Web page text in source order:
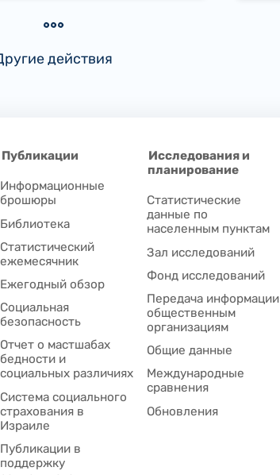
действия
Исследования и
планирование
Статистические
данные по
населенным пунктам
Зал исследований
Фонд исследований
Передача информации
общественным
организациям
Общие данные
Международные
сравнения
Обновления
Публикации
Информационные
брошюры
Библиотека
Статистический
ежемесячник
Ежегодный обзор
Социальная
безопасность
Отчет о мастшабах
бедности и
социальных различиях
Система социального
страхования в
Израиле
Публикации в
поддержку